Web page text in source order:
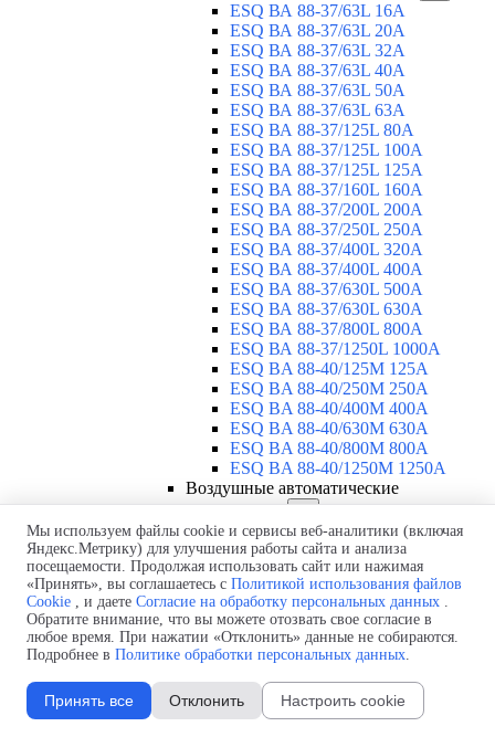
ESQ ВА 88-37/63L 16A
ESQ ВА 88-37/63L 20A
ESQ ВА 88-37/63L 32A
ESQ ВА 88-37/63L 40A
ESQ ВА 88-37/63L 50A
ESQ ВА 88-37/63L 63A
ESQ ВА 88-37/125L 80A
ESQ ВА 88-37/125L 100A
ESQ ВА 88-37/125L 125A
ESQ ВА 88-37/160L 160A
ESQ ВА 88-37/200L 200A
ESQ ВА 88-37/250L 250A
ESQ ВА 88-37/400L 320A
ESQ ВА 88-37/400L 400A
ESQ ВА 88-37/630L 500A
ESQ ВА 88-37/630L 630A
ESQ ВА 88-37/800L 800A
ESQ ВА 88-37/1250L 1000A
ESQ BA 88-40/125M 125A
ESQ BA 88-40/250M 250A
ESQ BA 88-40/400M 400A
ESQ BA 88-40/630М 630A
ESQ BA 88-40/800M 800A
ESQ BA 88-40/1250М 1250A
Воздушные автоматические
выключатели ▼
ESQ ВА99-40B 3F M2C2S2 M
2500A
ESQ ВА99-40A 3F M2C2S2 М
800A
ESQ ВА99-40A 3F M2C2S2 М
630A
ESQ ВА99-40A 3F M2C2S2 М
ESQ ВА99-40A 3F M2C2S2 М
1600A
Мы используем файлы cookie и сервисы веб-аналитики (включая
Яндекс.Метрику) для улучшения работы сайта и анализа
посещаемости. Продолжая использовать сайт или нажимая
«Принять», вы соглашаетесь с Политикой использования файлов
Cookie , и даете Согласие на обработку персональных данных .
Обратите внимание, что вы можете отозвать свое согласие в
любое время. При нажатии «Отклонить» данные не собираются.
Подробнее в Политике обработки персональных данных.
Принять все Отклонить Настроить cookie